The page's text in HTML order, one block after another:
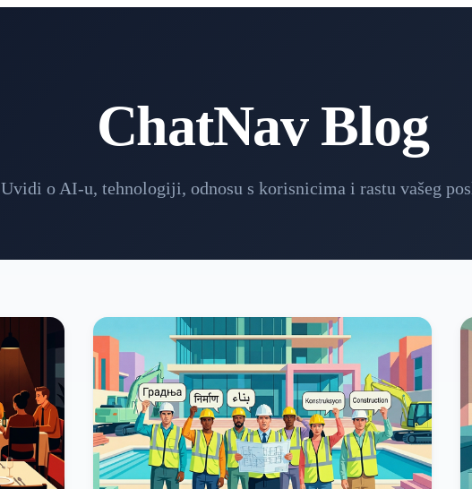
ChatNav Blog
Uvidi o AI-u, tehnologiji, odnosu s korisnicima i rastu vašeg